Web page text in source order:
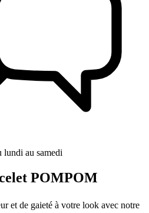
lundi au samedi
POMPOM
et de gaieté à votre look avec notre